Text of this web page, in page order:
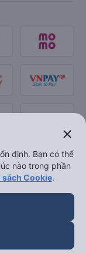
close
định. Bạn có thể
nào trong phần
sách Cookie.